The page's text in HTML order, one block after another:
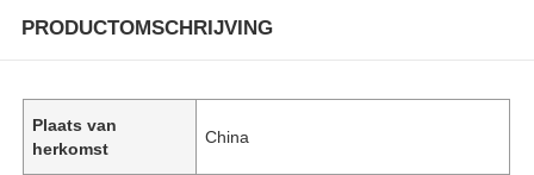
PRODUCTOMSCHRIJVING
Plaats van
herkomst
China